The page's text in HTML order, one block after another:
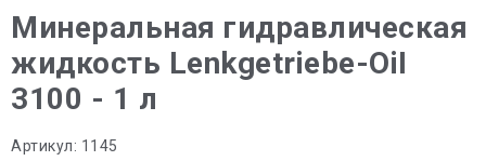
Минеральная гидравлическая
жидкость Lenkgetriebe-OiI
3100 - 1 л
Артикул: 1145